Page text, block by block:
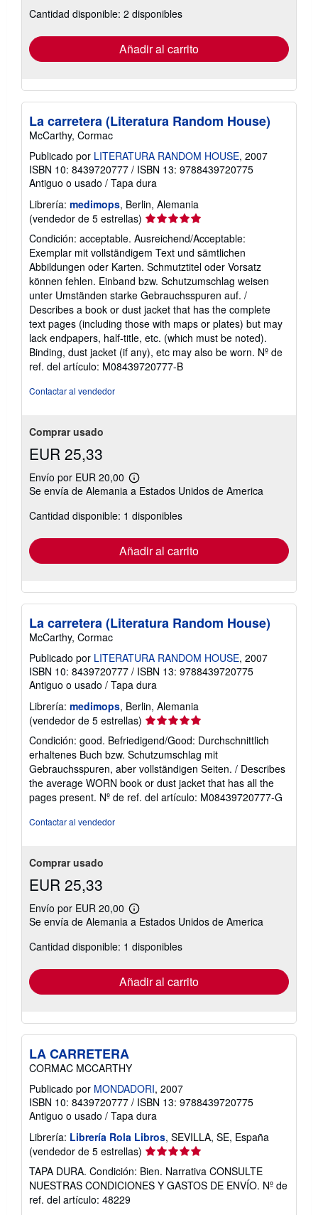
las
tarifas
envío
Cantidad disponible: 2 disponibles
Añadir al carrito
La carretera (Literatura Random House)
McCarthy, Cormac
Publicado por LITERATURA RANDOM HOUSE, 2007
ISBN 10: 8439720777 / ISBN 13: 9788439720775
Antiguo o usado / Tapa dura
Librería: medimops, Berlin, Alemania
(vendedor de 5 estrellas) Calificación
vendedor:
5
de
5
estrellas
Condición: acceptable. Ausreichend/Acceptable:
Exemplar mit vollständigem Text und sämtlichen
Abbildungen oder Karten. Schmutztitel oder Vorsatz
können fehlen. Einband bzw. Schutzumschlag weisen
unter Umständen starke Gebrauchsspuren auf. /
Describes a book or dust jacket that has the complete
text pages (including those with maps or plates) but may
lack endpapers, half-title, etc. (which must be noted).
Binding, dust jacket (if any), etc may also be worn. Nº de
ref. del artículo: M08439720777-B
Contactar al vendedor
Comprar usado
EUR 25,33
Envío por EUR 20,00
Más
información
las
tarifas
envío
Se envía de Alemania a Estados Unidos de America
Cantidad disponible: 1 disponibles
Añadir al carrito
La carretera (Literatura Random House)
McCarthy, Cormac
Publicado por LITERATURA RANDOM HOUSE, 2007
ISBN 10: 8439720777 / ISBN 13: 9788439720775
Antiguo o usado / Tapa dura
Librería: medimops, Berlin, Alemania
(vendedor de 5 estrellas) Calificación
vendedor:
5
de
5
estrellas
Condición: good. Befriedigend/Good: Durchschnittlich
erhaltenes Buch bzw. Schutzumschlag mit
Gebrauchsspuren, aber vollständigen Seiten. / Describes
the average WORN book or dust jacket that has all the
pages present. Nº de ref. del artículo: M08439720777-G
Contactar al vendedor
Comprar usado
EUR 25,33
Envío por EUR 20,00
Más
información
las
tarifas
envío
Se envía de Alemania a Estados Unidos de America
Cantidad disponible: 1 disponibles
Añadir al carrito
LA CARRETERA
CORMAC MCCARTHY
Publicado por MONDADORI, 2007
ISBN 10: 8439720777 / ISBN 13: 9788439720775
Antiguo o usado / Tapa dura
Librería: Librería Rola Libros, SEVILLA, SE, España
(vendedor de 5 estrellas) Calificación
del
vendedor:
5
TAPA DURA. Condición: Bien. Narrativa CONSULTE
NUESTRAS CONDICIONES Y GASTOS DE ENVÍO. Nº de
ref. del artículo: 48229